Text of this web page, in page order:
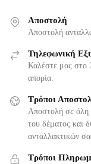
Αποστολή
Αποστολή
Τηλεφωνική
Καλέστε μας στο
απορία.
Τρόποι
Αποστολή σε όλη
του δέματος και
ανταλλακτικών
Τρόποι